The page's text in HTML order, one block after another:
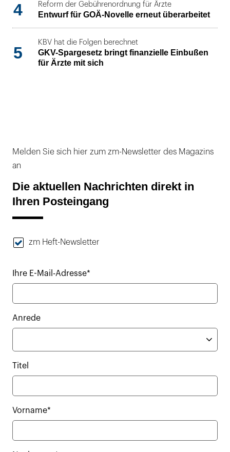
4 Reform der Gebührenordnung für Ärzte
Entwurf für GOÄ-Novelle erneut überarbeitet
5
KBV hat die Folgen berechnet
GKV-Spargesetz bringt finanzielle Einbußen
für Ärzte mit sich
Melden Sie sich hier zum zm-Newsletter des Magazins
an
Die aktuellen Nachrichten direkt in
Ihren Posteingang
zm Heft-Newsletter
Ihre E-Mail-Adresse*
Anrede
Titel
Vorname*